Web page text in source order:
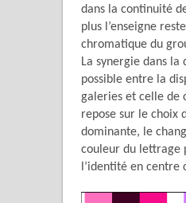
dans la continuité
plus l’enseigne
chromatique du
La synergie dans
possible entre la
galeries et celle de
repose sur le choix
dominante, le
couleur du lettrage
l’identité en centre